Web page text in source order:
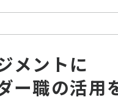
メントに
ー職の活用